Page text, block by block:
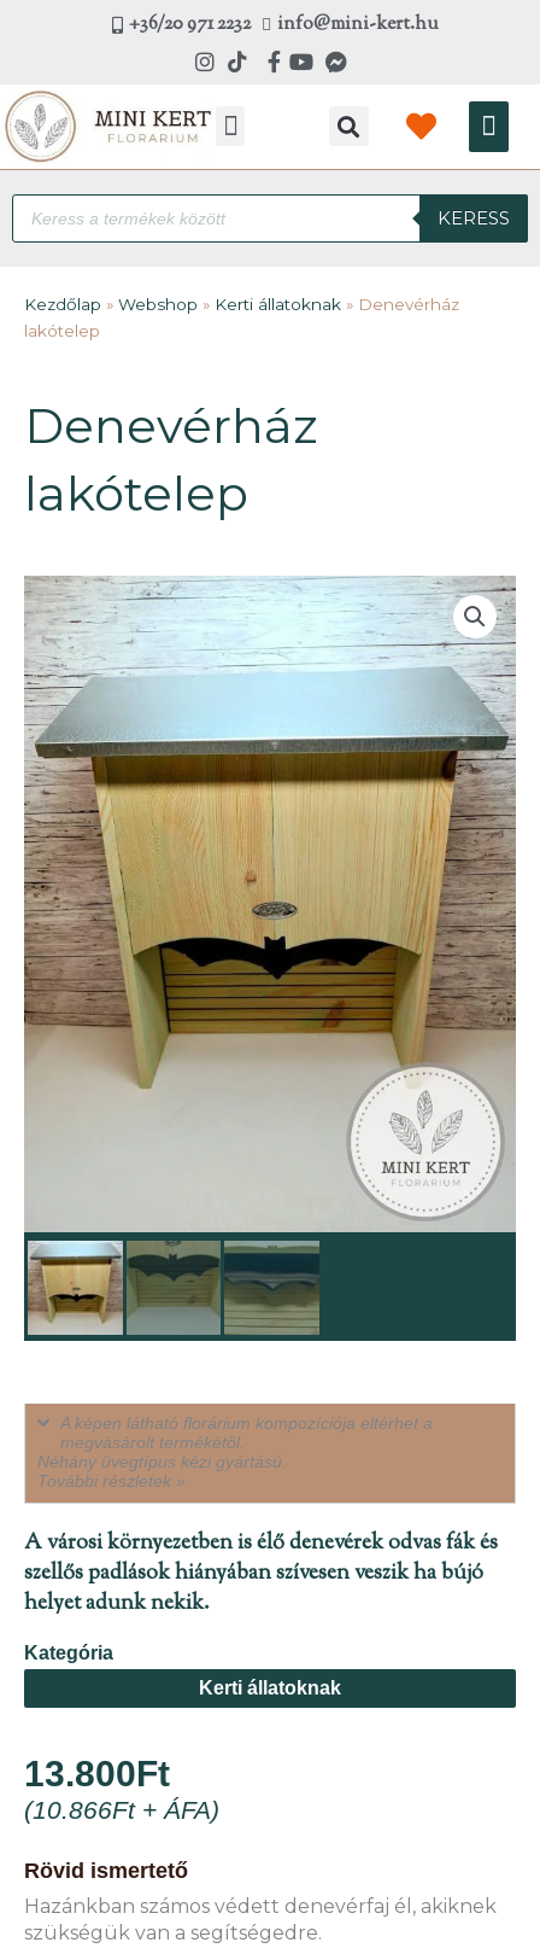
+36/20 971 2232 info@mini-kert.hu
Products
search
KERESS
Kezdőlap » Webshop » Kerti állatoknak » Denevérház
lakótelep
Denevérház
lakótelep
A képen látható florárium kompozíciója eltérhet a
megvásárolt termékétől.
Néhány üvegtípus kézi gyártású.
További részletek »
A városi környezetben is élő denevérek odvas fák és
szellős padlások hiányában szívesen veszik ha bújó
helyet adunk nekik.
Kategória
Kerti állatoknak
13.800Ft
(10.866Ft+ ÁFA)
Rövid ismertető
Hazánkban számos védett denevérfaj él, akiknek
szükségük van a segítségedre.